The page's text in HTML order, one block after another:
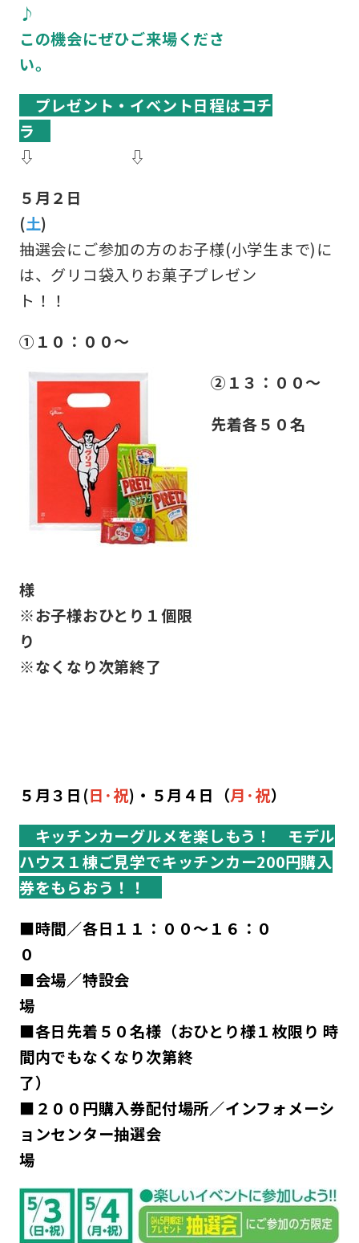
この機会にぜひご来場くださ
い。
プレゼント ・イベント日程はコチ
ラ
⇩ ⇩
５月２日
(土
抽選会にご参加の方のお子様(小学生まで)に
は、グリコ袋入りお菓子プレゼン
ト
①１０：００～
②１３：００～
先着各５０名
※お子様おひとり１個限
※なくなり次第終了
５月３日(日･祝)・５月４日（月･祝）
キッチンカーグルメを楽しもう！ モデル
ハウス１棟ご見学でキッチンカー200円購入
券をもらおう！！
■時間／各日１１：００～１６：０
■会場／特設会
■各日先着５０名様（おひとり様１枚限り 時
間内でもなくなり次第終
了
■２００円購入券配付場所／インフォメーシ
ョンセンター抽選会